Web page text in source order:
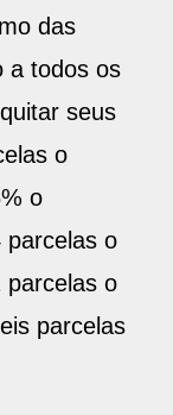
das
a todos os
seus
o
o
parcelas o
parcelas o
parcelas